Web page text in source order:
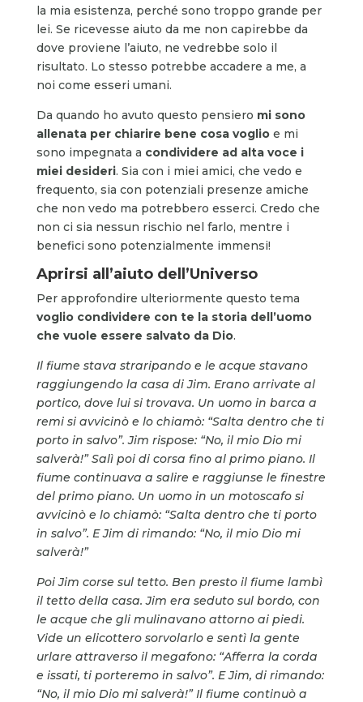
la mia esistenza, perché sono troppo grande per
lei. Se ricevesse aiuto da me non capirebbe da
dove proviene l’aiuto, ne vedrebbe solo il
risultato. Lo stesso potrebbe accadere a me, a
noi come esseri umani.
Da quando ho avuto questo pensiero mi sono
allenata per chiarire bene cosa voglioe mi
sono impegnata a condividere ad alta voce i
miei desideri. Sia con i miei amici, che vedo e
frequento, sia con potenziali presenze amiche
che non vedo ma potrebbero esserci. Credo che
non ci sia nessun rischio nel farlo, mentre i
benefici sono potenzialmente immensi!
Aprirsi all’aiuto dell’Universo
Per approfondire ulteriormente questo tema
voglio condividere con te la storia dell’uomo
che vuole essere salvato da Dio.
Il fiume stava straripando e le acque stavano
raggiungendo la casa di Jim. Erano arrivate al
portico, dove lui si trovava. Un uomo in barca a
remi si avvicinò e lo chiamò: “Salta dentro che ti
porto in salvo”. Jim rispose: “No, il mio Dio mi
salverà!” Salì poi di corsa fino al primo piano. Il
fiume continuava a salire e raggiunse le finestre
del primo piano. Un uomo in un motoscafo si
avvicinò e lo chiamò: “Salta dentro che ti porto
in salvo”. E Jim di rimando: “No, il mio Dio mi
salverà!”
Poi Jim corse sul tetto. Ben presto il fiume lambì
il tetto della casa. Jim era seduto sul bordo, con
le acque che gli mulinavano attorno ai piedi.
Vide un elicottero sorvolarlo e sentì la gente
urlare attraverso il megafono: “Afferra la corda
e issati, ti porteremo in salvo”. E Jim, di rimando:
“No, il mio Dio mi salverà!” Il fiume continuò a